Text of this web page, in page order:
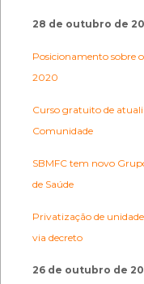
28 de outubro de
Posicionamento sobre
2020
Curso gratuito de
Comunidade
SBMFC tem novo
de Saúde
Privatização de
via decreto
26 de outubro de